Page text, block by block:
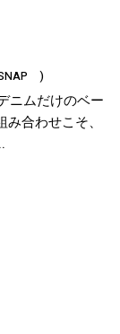
)
ニムだけのベー
み合わせこそ、